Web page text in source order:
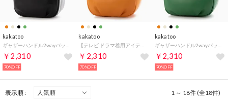
kakatoo
￥2,310
70%OFF
kakatoo
￥2,310
70%OFF
kakatoo
￥2,310
70%OFF
表示順 : 1 ～ 18件 (全18件)